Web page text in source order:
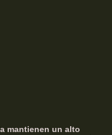
mantienen un alto